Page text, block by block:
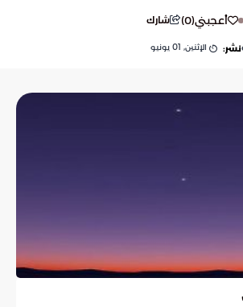
أعجبني(
0
) شارك
نشر: الإثنين, 01 يونيو